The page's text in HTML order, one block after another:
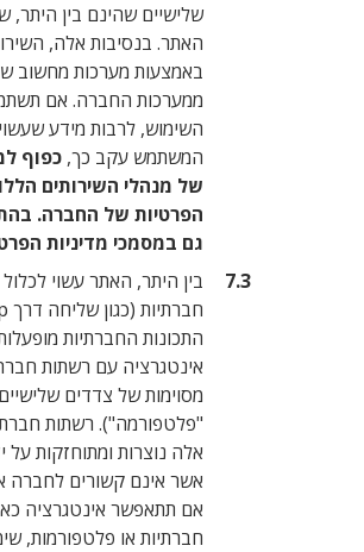
שלישיים שהינם בין היתר, שותפי מסחר ותוכן של
האתר. בנסיבות אלה, השירותים מוגשים
באמצעות מערכות מחשוב של אותם שותפים ולא
ממערכות החברה. אם תשתמש בשירותים אלו,
השימוש, לרבות מידע שעשוי להיאסף אודות
כפוף למדיניות הפרטיות
של מנהלי השירותים הללו ולא למדיניות
הפרטיות של החברה. בהתאם, מומלץ לעיין
גם במסמכי מדיניות הפרטיות שלהם.
בין היתר, האתר עשוי לכלול מאפיינים של רשתות
חברתיות (כגון שליחה דרך WhatsApp ועוד).
התכונות החברתיות מופעלות או מאפשרות
אינטגרציה עם רשתות חברתיות או פלטפורמות
מסוימות של צדדים שלישיים ("רשת חברתית" או
"פלטפורמה"). רשתות חברתיות ופלטפורמות
אלה נוצרות ומתוחזקות על ידי צדדים שלישיים
אשר אינם קשורים לחברה או אינם בשליטתה.
אם תתאפשר אינטגרציה כאמור עם רשתות
חברתיות או פלטפורמות, שימוש המשתמש